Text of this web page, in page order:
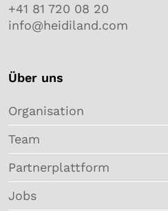
+41 81 720 08 20
info@heidiland.com
Über uns
Organisation
Team
Partnerplattform
Jobs